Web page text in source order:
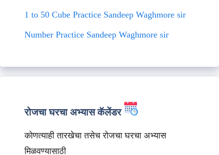
1 to 50 Cube Practice Sandeep Waghmore sir
Number Practice Sandeep Waghmore sir
रोजचा घरचा अभ्यास कॅलेंडर
कोणत्याही तारखेचा तसेच रोजचा घरचा अभ्यास
मिळवण्यासाठी